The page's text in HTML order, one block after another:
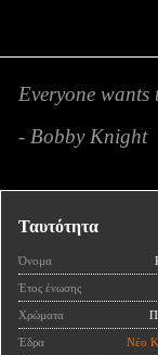
Everyone
- Bobby Knight
Ταυτότητα
Όνομα
Έτος ένωσης
Χρώματα
Έδρα Νέο